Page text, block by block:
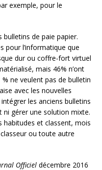
exemple, pour le
de paie papier.
pour l’informatique que
dur ou coffre-fort virtuel
mais 46% n’ont
ne veulent pas de bulletin
avec les nouvelles
les anciens bulletins
ni gérer une solution mixte.
habitudes et classent, mois
ou toute autre
Officiel décembre 2016